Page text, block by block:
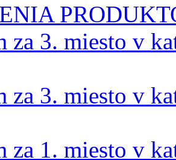
za 3. miesto v
za 3. miesto v
za 1. miesto v